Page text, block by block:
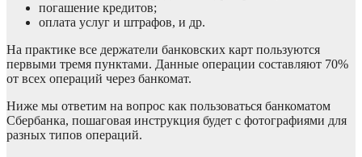
погашение кредитов;
оплата услуг и штрафов, и др.
На практике все держатели банковских карт пользуются
первыми тремя пунктами. Данные операции составляют 70%
от всех операций через банкомат.
Ниже мы ответим на вопрос как пользоваться банкоматом
Сбербанка, пошаговая инструкция будет с фотографиями для
разных типов операций.